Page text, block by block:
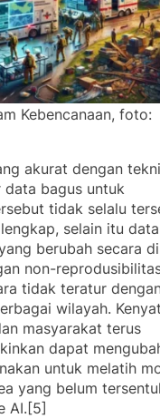
Kebencanaan, foto:
akurat dengan
data bagus untuk
tidak selalu
selain itu data
berubah secara
non-
tidak teratur
wilayah.
masyarakat terus
dapat
untuk melatih
yang belum
AI.[5]